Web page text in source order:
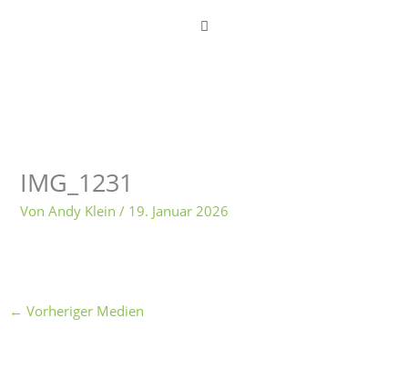
Menü
IMG_1231
VonAndy Klein/ 19. Januar 2026
← Vorheriger Medien